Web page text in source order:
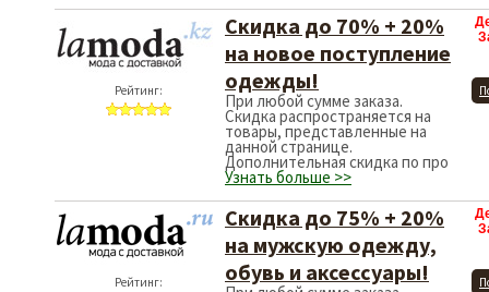
Рейтинг:
Скидка до 70% + 20%
на новое поступление
одежды!
При любой сумме заказа.
Скидка распространяется на
товары, представленные на
данной странице.
Дополнительная скидка по про
Узнать больше >>
Рейтинг:
Скидка до 75% + 20%
на мужскую одежду,
обувь и аксессуары!